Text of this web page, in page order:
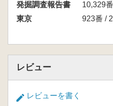
発掘調査報告書
10,329
東京
923番 /
レビュー
レビューを書く